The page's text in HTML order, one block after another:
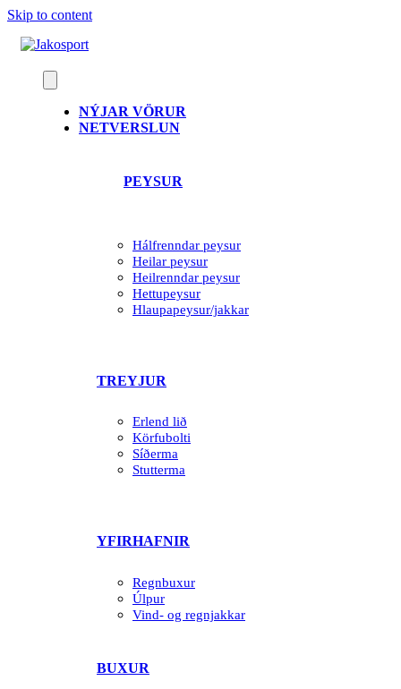
Skip to content
NÝJAR VÖRUR
NETVERSLUN
PEYSUR
Hálfrenndar peysur
Heilar peysur
Heilrenndar peysur
Hettupeysur
Hlaupapeysur/jakkar
TREYJUR
Erlend lið
Körfubolti
Síðerma
Stutterma
YFIRHAFNIR
Regnbuxur
Úlpur
Vind- og regnjakkar
BUXUR